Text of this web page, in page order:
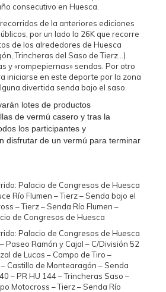
consecutivo en Huesca.
de la anteriores ediciones
por un lado la 26K que recorre
de los alrededores de Huesca
Trincheras del Saso de Tierz…)
y «rompepiernas» sendas. Por otro
iniciarse en este deporte por la zona
divertida senda bajo el saso.
lotes de productos
de vermú casero y tras la
los participantes y
disfrutar de un vermú para terminar
Palacio de Congresos de Huesca
Río Flumen – Tierz – Senda bajo el
– Tierz – Senda Río Flumen –
de Congresos de Huesca
Palacio de Congresos de Huesca
Paseo Ramón y Cajal – C/División 52
de Lucas – Campo de Tiro –
Castillo de Montearagón – Senda
– PR HU 144 – Trincheras Saso –
Motocross – Tierz – Senda Río